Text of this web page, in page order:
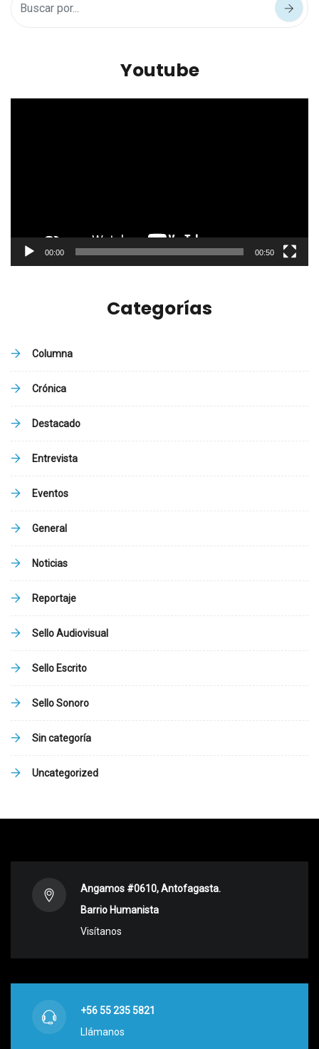
Youtube
00:00 00:50
Categorías
Columna
Crónica
Destacado
Entrevista
Eventos
General
Noticias
Reportaje
Sello Audiovisual
Sello Escrito
Sello Sonoro
Sin categoría
Uncategorized
Angamos #0610, Antofagasta.
Barrio Humanista
Visítanos
+56 55 235 5821
Llámanos